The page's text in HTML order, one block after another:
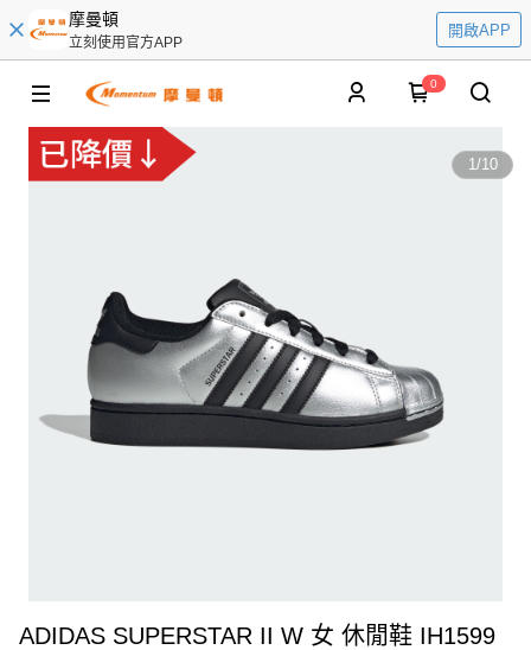
摩曼頓
立刻使用官方APP
開啟APP
0
1/10
ADIDAS SUPERSTAR II W 女 休閒鞋 IH1599